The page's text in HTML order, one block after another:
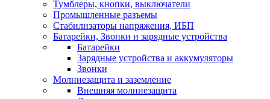
Тумблеры, кнопки, выключатели
Промышленные разъемы
Стабилизаторы напряжения, ИБП
Батарейки, Звонки и зарядные устройства
Батарейки
Зарядные устройства и аккумуляторы
Звонки
Молниезащита и заземление
Внешняя молниезащита